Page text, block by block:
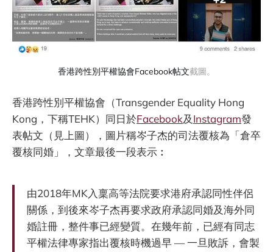
香港跨性別平權協會Facebook帖文截圖。
香港跨性別平權協會（Transgender Equality Hong
Kong，下稱TEHK）同日於Facebook及Instagram發
表帖文（見上圖），圖片稱岑子杰的司法覆核為「倉卒
覆核同婚」，文章最後一段表示︰
由2018年MK入稟高等法院要求港府承認同性伴侶
關係，到後來岑子杰再要求政府承認同婚及海外同
婚註冊，整件事已經變質。在幾年前，已經有同志
平權法律專家指出覆核時機過早 — 一旦敗訴，會製